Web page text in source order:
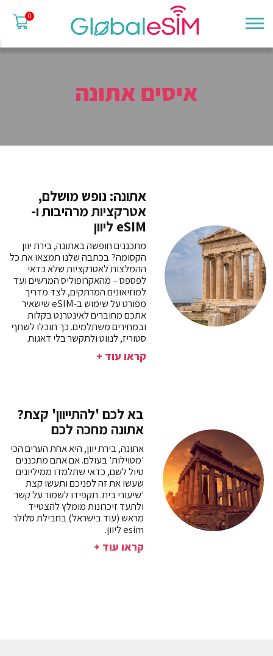
0
איסים אתונה
אתונה: נופש מושלם,
אטרקציות מרהיבות ו-
eSIM ליוון
מתכננים חופשה באתונה, בירת יוון
הקסומה? בכתבה שלנו תמצאו את כל
ההמלצות לאטרקציות שלא כדאי
לפספס – מהאקרופוליס המרשים ועד
למוזיאונים המרתקים, לצד מדריך
מפורט על שימוש ב-eSIM שישאיר
אתכם מחוברים לאינטרנט בקלות
ובמחירים משתלמים. כך תוכלו לשתף
סטוריז, לנווט ולתקשר בלי דאגות.
קראו עוד +
בא לכם 'להתייוון' קצת?
אתונה מחכה לכם
אתונה, בירת יוון, היא אחת הערים הכי
'מטוילות' בעולם. אם אתם מתכננים
טיול לשם, כדאי שתלמדו ממיליונים
שעשו את זה לפניכם ותעשו קצת
'שיעורי בית. תקפידו לשמור על קשר
ולתעד זיכרונות מומלץ להצטייד
מראש (עוד בישראל) בחבילת סלולר
esim ליוון.
קראו עוד +